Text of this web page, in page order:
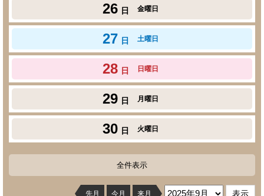
26 日 金曜日
27 日 土曜日
28 日 日曜日
29 日 月曜日
30 日 火曜日
全件表示
先月 今月 来月